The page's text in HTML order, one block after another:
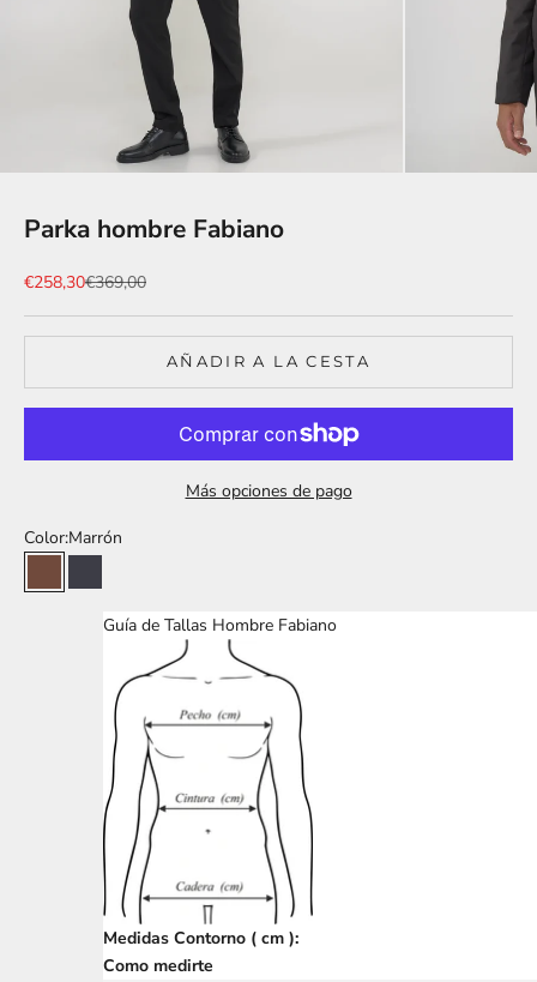
Parka hombre Fabiano
Precio de oferta
€258,30Precio normal
€369,00
AÑADIR A LA CESTA
Más opciones de pago
Color:Marrón
MarrónMarino
Guía de Tallas Hombre Fabiano
Medidas Contorno ( cm ):
Como medirte